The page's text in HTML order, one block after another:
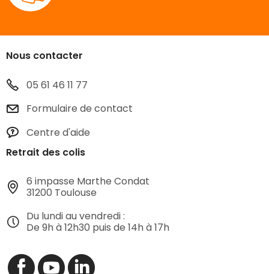
Nous contacter
05 61 46 11 77
Formulaire de contact
Centre d'aide
Retrait des colis
6 impasse Marthe Condat
31200 Toulouse
Du lundi au vendredi :
De 9h à 12h30 puis de 14h à 17h